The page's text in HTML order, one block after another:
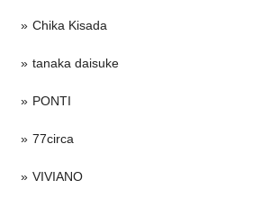
Chika Kisada
tanaka daisuke
PONTI
77circa
VIVIANO